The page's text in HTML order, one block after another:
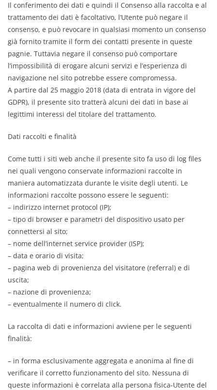
Il conferimento dei dati e quindi il Consenso alla raccolta e al
trattamento dei dati è facoltativo, l’Utente può negare il
consenso, e può revocare in qualsiasi momento un consenso
già fornito tramite il form dei contatti presente in queste
pagnie. Tuttavia negare il consenso può comportare
l’impossibilità di erogare alcuni servizi e l’esperienza di
navigazione nel sito potrebbe essere compromessa.
A partire dal 25 maggio 2018 (data di entrata in vigore del
GDPR), il presente sito tratterà alcuni dei dati in base ai
legittimi interessi del titolare del trattamento.
Dati raccolti e finalità
Come tutti i siti web anche il presente sito fa uso di log files
nei quali vengono conservate informazioni raccolte in
maniera automatizzata durante le visite degli utenti. Le
informazioni raccolte possono essere le seguenti:
– indirizzo internet protocol (IP);
– tipo di browser e parametri del dispositivo usato per
connettersi al sito;
– nome dell’internet service provider (ISP);
– data e orario di visita;
– pagina web di provenienza del visitatore (referral) e di
uscita;
– nazione di provenienza;
– eventualmente il numero di click.
La raccolta di dati e informazioni avviene per le seguenti
finalità:
– in forma esclusivamente aggregata e anonima al fine di
verificare il corretto funzionamento del sito. Nessuna di
queste informazioni è correlata alla persona fisica-Utente del